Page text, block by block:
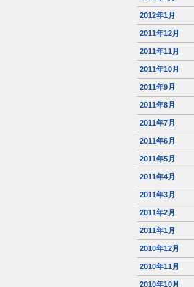
2012年1月
2011年12月
2011年11月
2011年10月
2011年9月
2011年8月
2011年7月
2011年6月
2011年5月
2011年4月
2011年3月
2011年2月
2011年1月
2010年12月
2010年11月
2010年10月